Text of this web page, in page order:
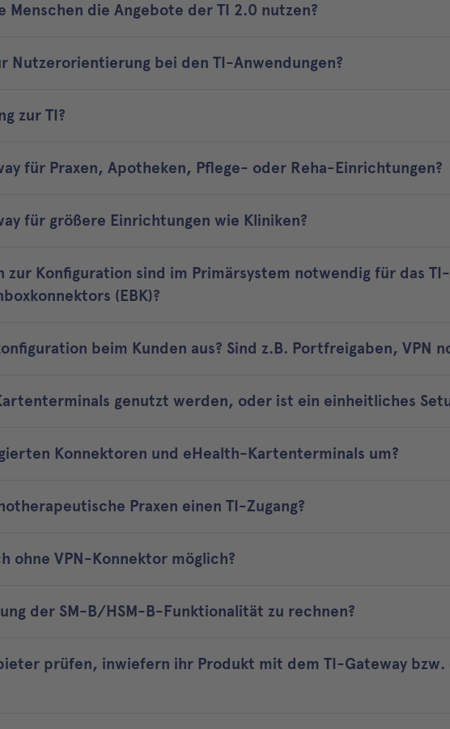
die Angebote der TI 2.0 nutzen?
Nutzerorientierung bei den TI-Anwendungen?
zur TI?
für Praxen, Apotheken, Pflege- oder Reha-Einrichtungen?
für größere Einrichtungen wie Kliniken?
zur Konfiguration sind im Primärsystem notwendig für das
(EBK)?
beim Kunden aus? Sind z.B. Portfreigaben, VPN
genutzt werden, oder ist ein einheitliches
Konnektoren und eHealth-Kartenterminals um?
Praxen einen TI-Zugang?
ohne VPN-Konnektor möglich?
der SM-B/HSM-B-Funktionalität zu rechnen?
prüfen, inwiefern ihr Produkt mit dem TI-Gateway